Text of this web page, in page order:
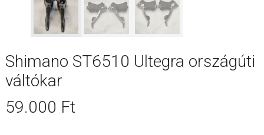
Shimano ST6510 Ultegra országúti
váltókar
59.000 Ft